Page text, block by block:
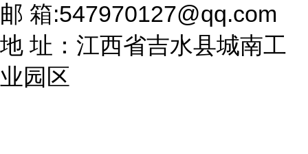
邮 箱:547970127@qq.com
地 址：江西省吉水县城南工
业园区